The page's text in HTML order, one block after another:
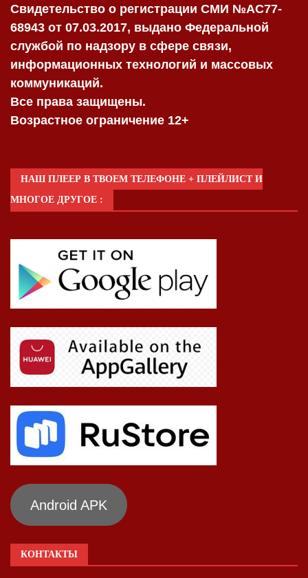
Свидетельство о регистрации СМИ №AC77-
68943 от 07.03.2017, выдано Федеральной
службой по надзору в сфере связи,
информационных технологий и массовых
коммуникаций.
Все права защищены.
Возрастное ограничение 12+
НАШ ПЛЕЕР В ТВОЕМ ТЕЛЕФОНЕ + ПЛЕЙЛИСТ И
МНОГОЕ ДРУГОЕ :
Android APK
КОНТАКТЫ